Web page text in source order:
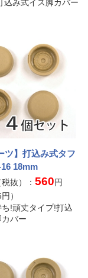
込み式イス脚カバー
ツ】打込み式タフ
18mm
抜）：560円
円）
!頑丈タイプ!打込
バー